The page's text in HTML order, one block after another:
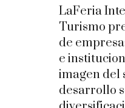
LaFeria
Turismo
de
e
imagen del
desarrollo